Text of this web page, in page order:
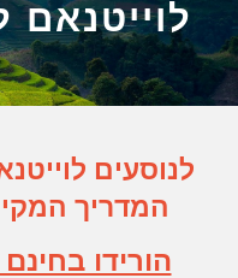
לוייטנאם
לנוסעים
המדריך
הורידו